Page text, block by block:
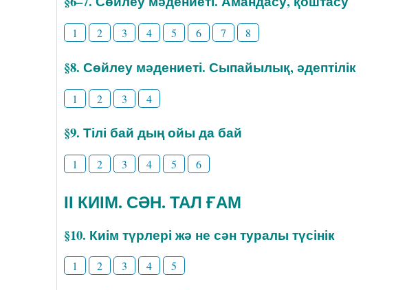
1 2 3 4 5 6 7 8
§8. Сөйлеу мәдениеті. Сыпайылық, әдептілік
1 2 3 4
§9. Тілі бай дың ойы да бай
1 2 3 4 5 6
ІІ КИІМ. СӘН. ТАЛ ҒАМ
§10. Киім түрлері жә не сән туралы түсінік
1 2 3 4 5